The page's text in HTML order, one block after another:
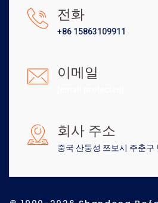
전화
+86 15863109911
이메일
회사 주소
중국 산둥성 쯔보시 주춘구